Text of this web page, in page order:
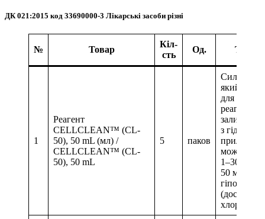
ДК 021:2015 код 33690000-3 Лікарські засоби різні
№ Товар
Кіл-
сть
Од.
1
Реагент
CELLCLEAN™ (CL-
50), 50 mL (мл) /
CELLCLEAN™ (CL-
50), 50 mL
5 паков
який
для
залишків і
з
приладу.
можливе
1–30°C.
50 мл /
(доступна
хлора